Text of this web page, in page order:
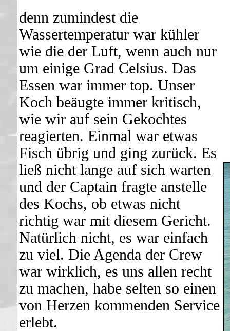
denn zumindest die
Wassertemperatur war kühler
wie die der Luft, wenn auch nur
um einige Grad Celsius. Das
Essen war immer top. Unser
Koch beäugte immer kritisch,
wie wir auf sein Gekochtes
reagierten. Einmal war etwas
Fisch übrig und ging zurück. Es
ließ nicht lange auf sich warten
und der Captain fragte anstelle
des Kochs, ob etwas nicht
richtig war mit diesem Gericht.
Natürlich nicht, es war einfach
zu viel. Die Agenda der Crew
war wirklich, es uns allen recht
zu machen, habe selten so einen
von Herzen kommenden Service
erlebt.